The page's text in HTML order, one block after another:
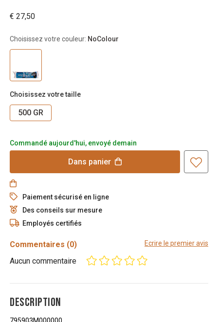
€ 27,50
Choisissez votre couleur: NoColour
Choisissez votre taille
500 GR
Commandé aujourd'hui, envoyé demain
Dans panier
Paiement sécurisé en ligne
Des conseils sur mesure
Employés certifiés
Commentaires (0) Ecrire le premier avis
Aucun commentaire
DESCRIPTION